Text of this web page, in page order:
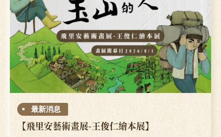
最新消息
【飛里安藝術畫展-王俊仁繪本展】